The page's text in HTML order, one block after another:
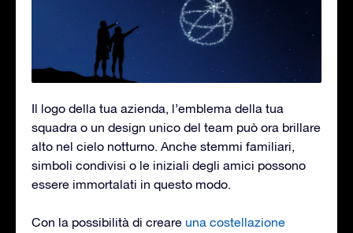
Il logo della tua azienda, l’emblema della tua
squadra o un design unico del team può ora brillare
alto nel cielo notturno. Anche stemmi familiari,
simboli condivisi o le iniziali degli amici possono
essere immortalati in questo modo.
Con la possibilità di creare una costellazione